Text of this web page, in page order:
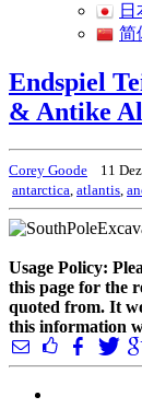
日
简
Endspiel
& Antike
Corey Goode
11
antarctica atlantis
Usage Policy:
this page for the
quoted from. It
this information